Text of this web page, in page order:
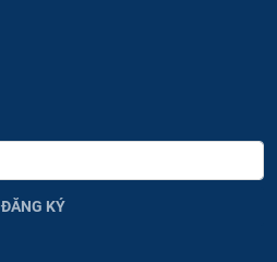
ĐĂNG KÝ